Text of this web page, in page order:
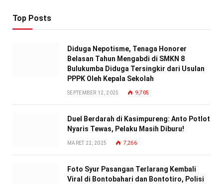
Top Posts
Diduga Nepotisme, Tenaga Honorer
Belasan Tahun Mengabdi di SMKN 8
Bulukumba Diduga Tersingkir dari Usulan
PPPK Oleh Kepala Sekolah
SEPTEMBER 12, 2025 9,705
Duel Berdarah di Kasimpureng: Anto Potlot
Nyaris Tewas, Pelaku Masih Diburu!
MARET 22, 2025 7,266
Foto Syur Pasangan Terlarang Kembali
Viral di Bontobahari dan Bontotiro, Polisi